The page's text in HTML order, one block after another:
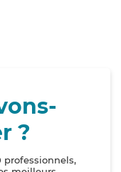
?
professionnels,